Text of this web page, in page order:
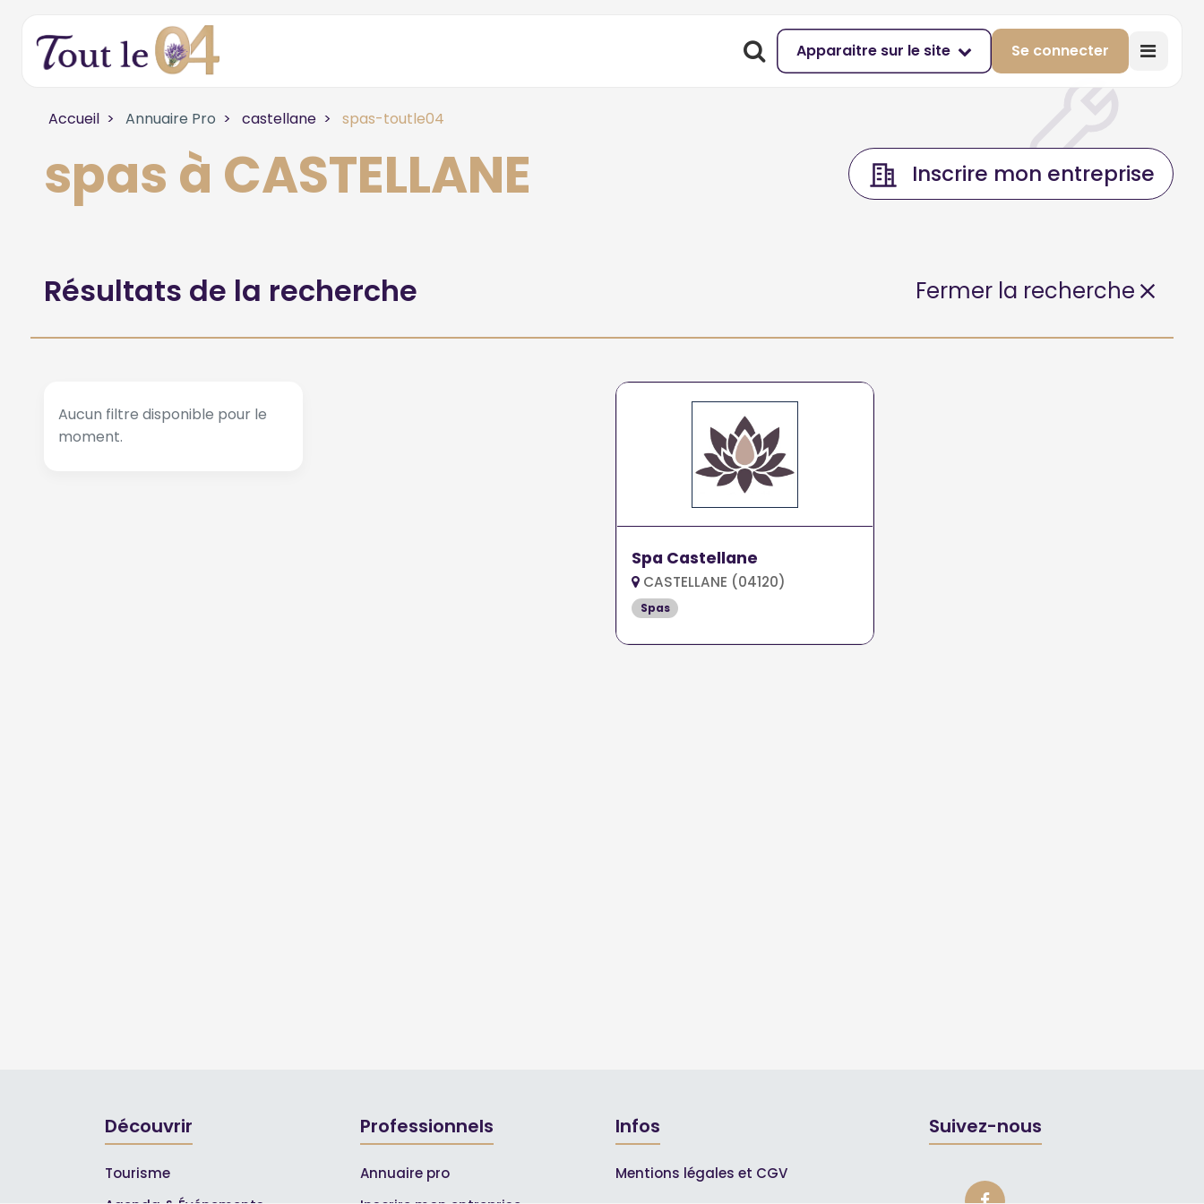
Apparaitre sur le site Se connecter
Accueil Annuaire Pro castellane spas-toutle04
spas à CASTELLANE Inscrire mon entreprise
Résultats de la recherche Fermer la recherche
Aucun filtre disponible pour le
moment.
Spa Castellane
CASTELLANE (04120)
Spas
Découvrir
Tourisme
Professionnels
Annuaire pro
Infos
Mentions légales et CGV
Suivez-nous